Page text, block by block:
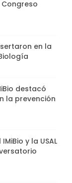
en la
destacó
la prevención
y la USAL